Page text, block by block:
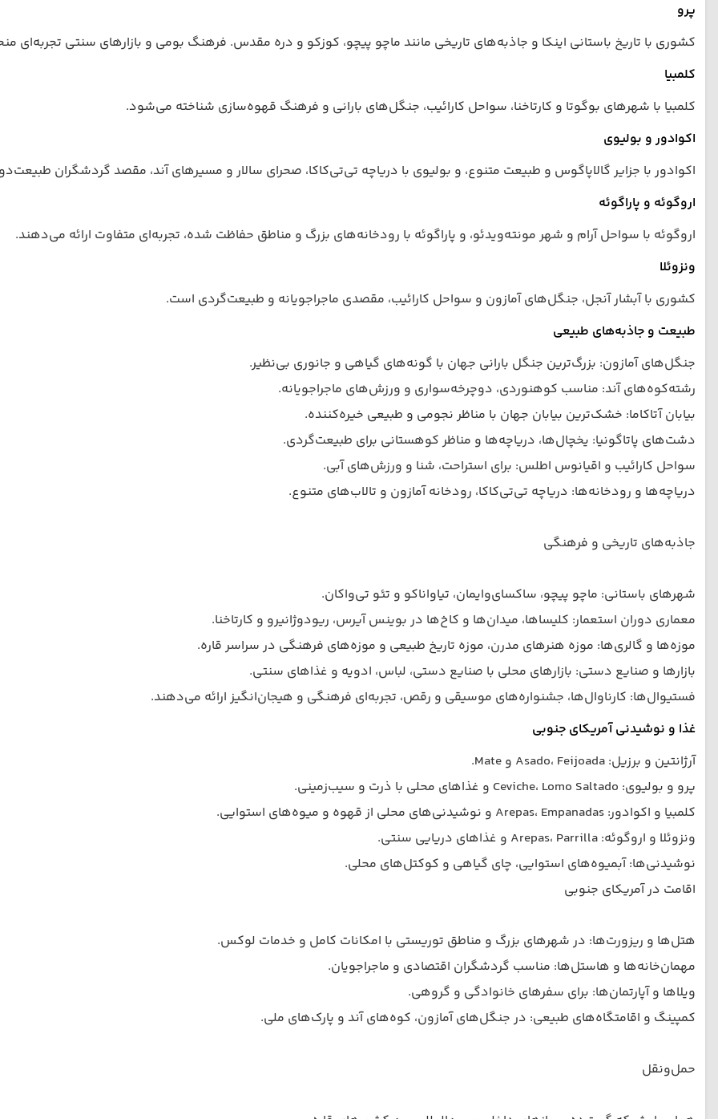
پرو
کشوری با تاریخ باستانی اینکا و جاذبه‌های تاریخی مانند ماچو پیچو، کوزکو و دره مقدس. فرهنگ بومی و بازارهای سنتی تجربه‌ای
کلمبیا
کلمبیا با شهرهای بوگوتا و کارتاخنا، سواحل کارائیب، جنگل‌های بارانی و فرهنگ قهوه‌سازی شناخته می‌شود.
اکوادور و بولیوی
اکوادور با جزایر گالاپاگوس و طبیعت متنوع، و بولیوی با دریاچه تی‌تی‌کاكا، صحرای سالار و مسیرهای آند، مقصد گردشگران
اروگوئه و پاراگوئه
اروگوئه با سواحل آرام و شهر مونته‌ویدئو، و پاراگوئه با رودخانه‌های بزرگ و مناطق حفاظت شده، تجربه‌ای متفاوت ارائه می‌دهند.
ونزوئلا
کشوری با آبشار آنجل، جنگل‌های آمازون و سواحل کارائیب، مقصدی ماجراجویانه و طبیعت‌گردی است.
طبیعت و جاذبه‌های طبیعی
جنگل‌های آمازون: بزرگ‌ترین جنگل بارانی جهان با گونه‌های گیاهی و جانوری بی‌نظیر.
رشته‌کوه‌های آند: مناسب کوهنوردی، دوچرخه‌سواری و ورزش‌های ماجراجویانه.
بیابان آتاکاما: خشک‌ترین بیابان جهان با مناظر نجومی و طبیعی خیره‌کننده.
دشت‌های پاتاگونیا: یخچال‌ها، دریاچه‌ها و مناظر کوهستانی برای طبیعت‌گردی.
سواحل کارائیب و اقیانوس اطلس: برای استراحت، شنا و ورزش‌های آبی.
دریاچه‌ها و رودخانه‌ها: دریاچه تی‌تی‌کاكا، رودخانه آمازون و تالاب‌های متنوع.
جاذبه‌های تاریخی و فرهنگی
شهرهای باستانی: ماچو پیچو، ساکسای‌وایمان، تیاواناکو و تئو تی‌واکان.
معماری دوران استعمار: کلیساها، میدان‌ها و کاخ‌ها در بوینس آیرس، ریودوژانیرو و کارتاخنا.
موزه‌ها و گالری‌ها: موزه هنرهای مدرن، موزه تاریخ طبیعی و موزه‌های فرهنگی در سراسر قاره.
بازارها و صنایع دستی: بازارهای محلی با صنایع دستی، لباس، ادویه و غذاهای سنتی.
فستیوال‌ها: کارناوال‌ها، جشنواره‌های موسیقی و رقص، تجربه‌ای فرهنگی و هیجان‌انگیز ارائه می‌دهند.
غذا و نوشیدنی آمریکای جنوبی
آرژانتین و برزیل: Asado، Feijoada و Mate.
پرو و بولیوی: Ceviche، Lomo Saltado و غذاهای محلی با ذرت و سیب‌زمینی.
کلمبیا و اکوادور: Arepas، Empanadas و نوشیدنی‌های محلی از قهوه و میوه‌های استوایی.
ونزوئلا و اروگوئه: Arepas، Parrilla و غذاهای دریایی سنتی.
نوشیدنی‌ها: آبمیوه‌های استوایی، چای گیاهی و کوکتل‌های محلی.
اقامت در آمریکای جنوبی
هتل‌ها و ریزورت‌ها: در شهرهای بزرگ و مناطق توریستی با امکانات کامل و خدمات لوکس.
مهمان‌خانه‌ها و هاستل‌ها: مناسب گردشگران اقتصادی و ماجراجویان.
ویلاها و آپارتمان‌ها: برای سفرهای خانوادگی و گروهی.
کمپینگ و اقامتگاه‌های طبیعی: در جنگل‌های آمازون، کوه‌های آند و پارک‌های ملی.
حمل‌ونقل